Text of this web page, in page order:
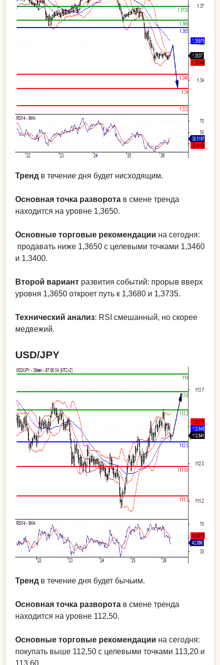
Тренд в течение дня будет нисходящим.
Основная точка разворота в смене тренда
находится на уровне 1,3650.
Основные торговые рекомендации на сегодня:
продавать ниже 1,3650 с целевыми точками 1,3460
и 1,3400.
Второй вариант развития событий: прорыв вверх
уровня 1,3650 откроет путь к 1,3680 и 1,3735.
Технический анализ: RSI смешанный, но скорее
медвежий.
USD/JPY
Тренд в течение дня будет бычьим.
Основная точка разворота в смене тренда
находится на уровне 112,50.
Основные торговые рекомендации на сегодня:
покупать выше 112,50 с целевыми точками 113,20 и
113,60.